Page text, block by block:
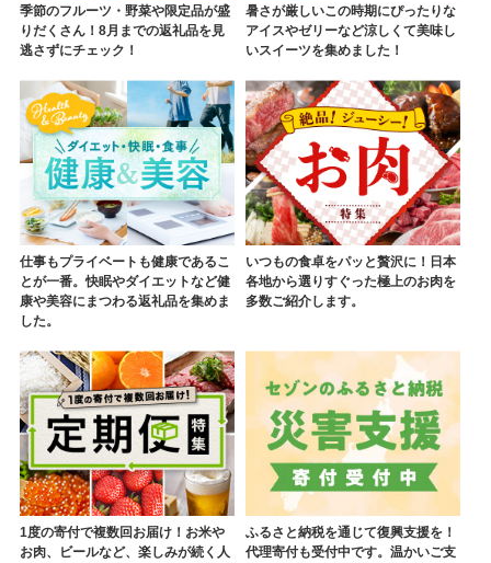
季節のフルーツ・野菜や限定品が盛
りだくさん！8月までの返礼品を見
逃さずにチェック！
暑さが厳しいこの時期にぴったりな
アイスやゼリーなど涼しくて美味し
いスイーツを集めました！
仕事もプライベートも健康であるこ
とが一番。快眠やダイエットなど健
康や美容にまつわる返礼品を集めま
した。
いつもの食卓をパッと贅沢に！日本
各地から選りすぐった極上のお肉を
多数ご紹介します。
1度の寄付で複数回お届け！お米や
お肉、ビールなど、楽しみが続く人
ふるさと納税を通じて復興支援を！
代理寄付も受付中です。温かいご支